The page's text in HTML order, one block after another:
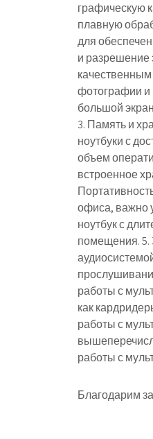
графическую
плавную
для
и разрешение
фотографии и
большой
3. Память и
ноутбуки с
объем
встроенное
офиса, важно
ноутбук с
помещения. 5.
работы с
как
работы с
работы с
Благодарим